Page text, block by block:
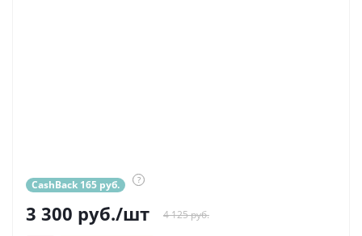
CashBack 165 руб. ?
3 300 руб./шт 4 125 руб.